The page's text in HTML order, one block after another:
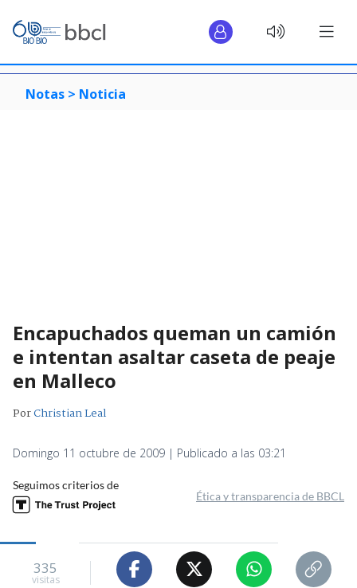
Notas > Noticia
Encapuchados queman un camión
e intentan asaltar caseta de peaje
en Malleco
PorChristian Leal
Domingo 11 octubre de 2009 | Publicado a las 03:21
Seguimos criterios de
Ética y transparencia de BBCL
335
visitas